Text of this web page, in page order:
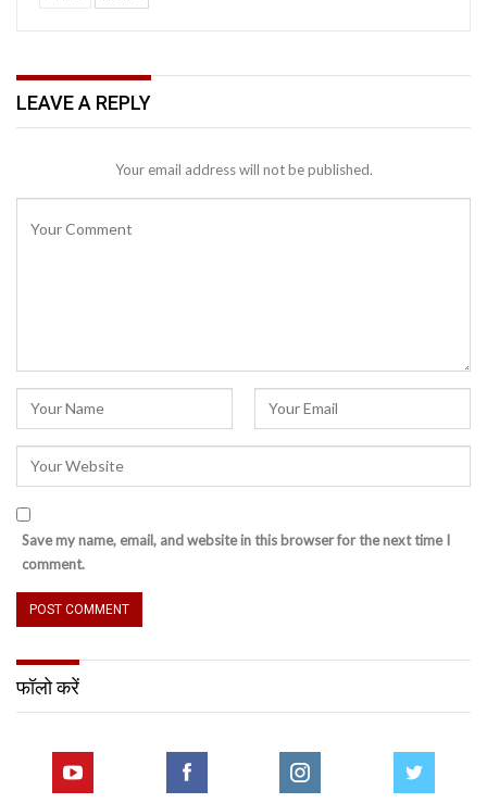
LEAVE A REPLY
Your email address will not be published.
Save my name, email, and website in this browser for the next time I
comment.
फॉलो करें